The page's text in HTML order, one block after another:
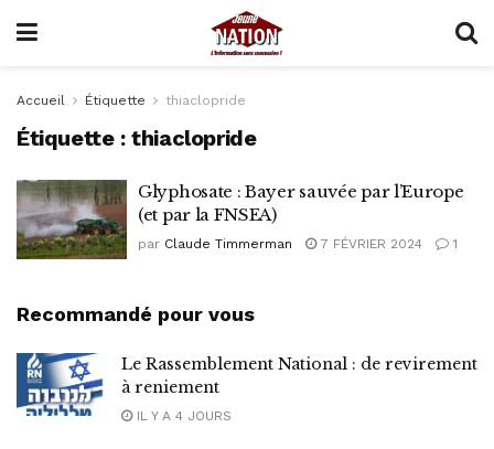
Accueil Étiquette thiaclopride
Étiquette :thiaclopride
Glyphosate : Bayer sauvée par l’Europe
(et par la FNSEA)
par Claude Timmerman 7 FÉVRIER 2024 1
Recommandé pour vous
Le Rassemblement National : de revirement
à reniement
IL Y A 4 JOURS